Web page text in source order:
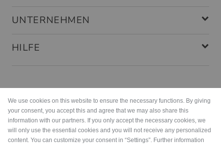
UNTERNEHMEN
HILFE
We use cookies on this website to ensure the necessary functions. By giving
your consent, you accept this and agree that we may also share this
information with our partners. If you only accept the necessary cookies, we
will only use the essential cookies and you will not receive any personalized
content. You can customize your consent in “Settings”. Further information